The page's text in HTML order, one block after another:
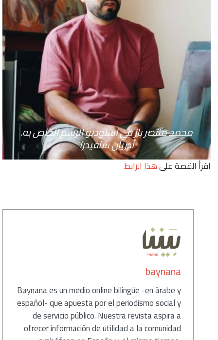
محمد منتصر باز في استوديو الرسم الخاص به.
أدريان سافيدرا
اقرأ القصة علىهذا الرابط
baynana
Baynana es un medio online bilingüe -en árabe y
español- que apuesta por el periodismo social y
de servicio público. Nuestra revista aspira a
ofrecer información de utilidad a la comunidad